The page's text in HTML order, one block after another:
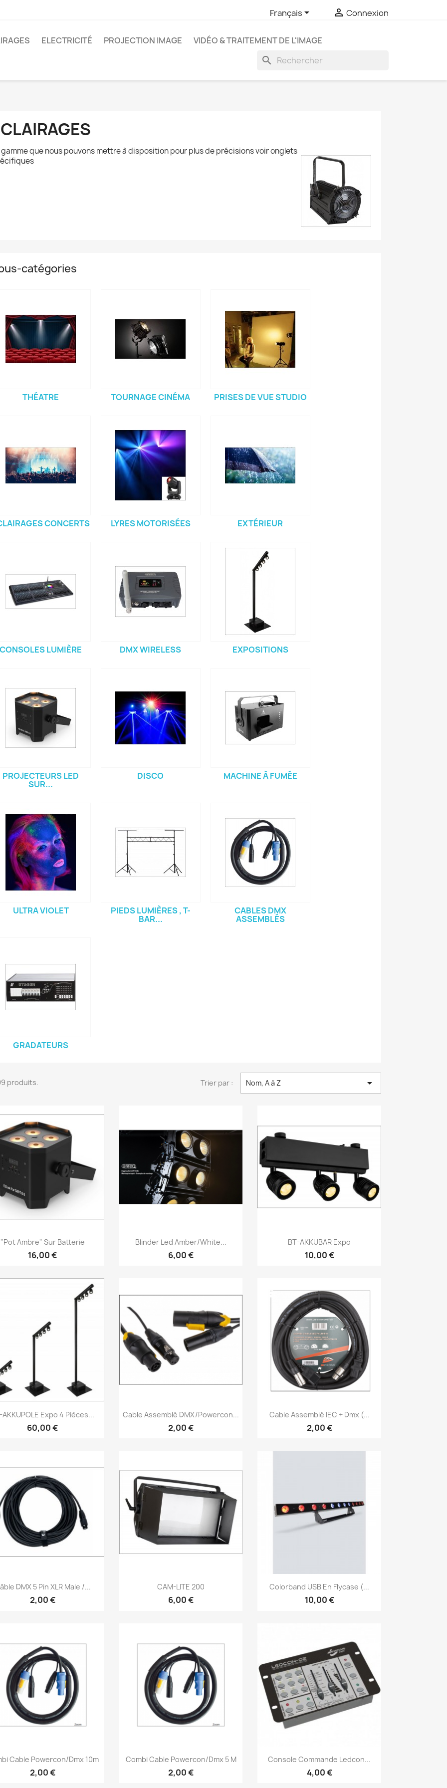
Français  Connexion
ELECTRICITÉ PROJECTION IMAGE VIDÉO & TRAITEMENT DE L'IMAGE
search
gamme que nous pouvons mettre à disposition pour plus de précisions voir onglets
catégories
THÉATRE TOURNAGE CINÉMA PRISES DE VUE STUDIO
CONCERTS LYRES MOTORISÉES EXTÉRIEUR
CONSOLES LUMIÈRE DMX WIRELESS EXPOSITIONS
PROJECTEURS LED
SUR...
DISCO MACHINE À FUMÉE
ULTRA VIOLET PIEDS LUMIÈRES , T-
BAR...
CABLES DMX
ASSEMBLÉS
GRADATEURS
produits. Trier par : Nom, A à Z 
Aperçu rapide
"Pot Ambre" Sur Batterie
16,00 €
Aperçu rapide
Blinder Led Amber/White...
6,00 €
Aperçu rapide
BT-AKKUBAR Expo
10,00 €
Aperçu rapide
AKKUPOLE Expo 4 Pièces...
60,00 €
Aperçu rapide
Cable Assemblé DMX/Powercon...
2,00 €
Aperçu rapide
Cable Assemblé IEC + Dmx (...
2,00 €
Aperçu rapide
DMX 5 Pin XLR Male /...
2,00 €
Aperçu rapide
CAM-LITE 200
6,00 €
Aperçu rapide
Colorband USB En Flycase (...
10,00 €
Aperçu rapide
Cable Powercon/dmx 10m
2,00 €
Aperçu rapide
Combi Cable Powercon/dmx 5 M
2,00 €
Aperçu rapide
Console Commande Ledcon...
4,00 €